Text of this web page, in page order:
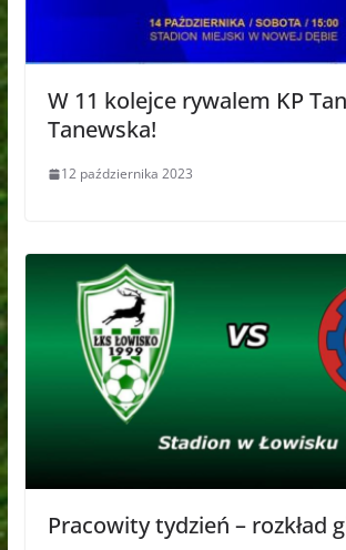
W 11 kolejce rywalem KP
Tanewska!
12 października 2023
Pracowity tydzień – rozkład